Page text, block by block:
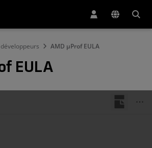
AMD µProf EULA
EULA